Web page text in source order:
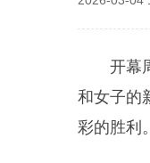
开幕
和女子的
彩的胜利。